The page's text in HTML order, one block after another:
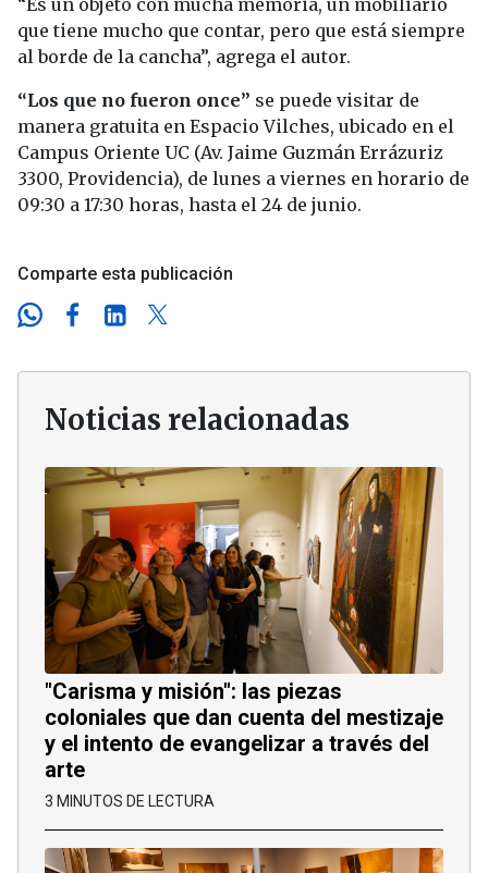
que tiene mucho que contar, pero que está siempre
al borde de la cancha”, agrega el autor.
“Los que no fueron once” se puede visitar de
manera gratuita en Espacio Vilches, ubicado en el
Campus Oriente UC (Av. Jaime Guzmán Errázuriz
3300, Providencia), de lunes a viernes en horario de
09:30 a 17:30 horas, hasta el 24 de junio.
Comparte esta publicación
Noticias relacionadas
"Carisma y misión": las piezas
coloniales que dan cuenta del mestizaje
y el intento de evangelizar a través del
arte
3 MINUTOS DE LECTURA